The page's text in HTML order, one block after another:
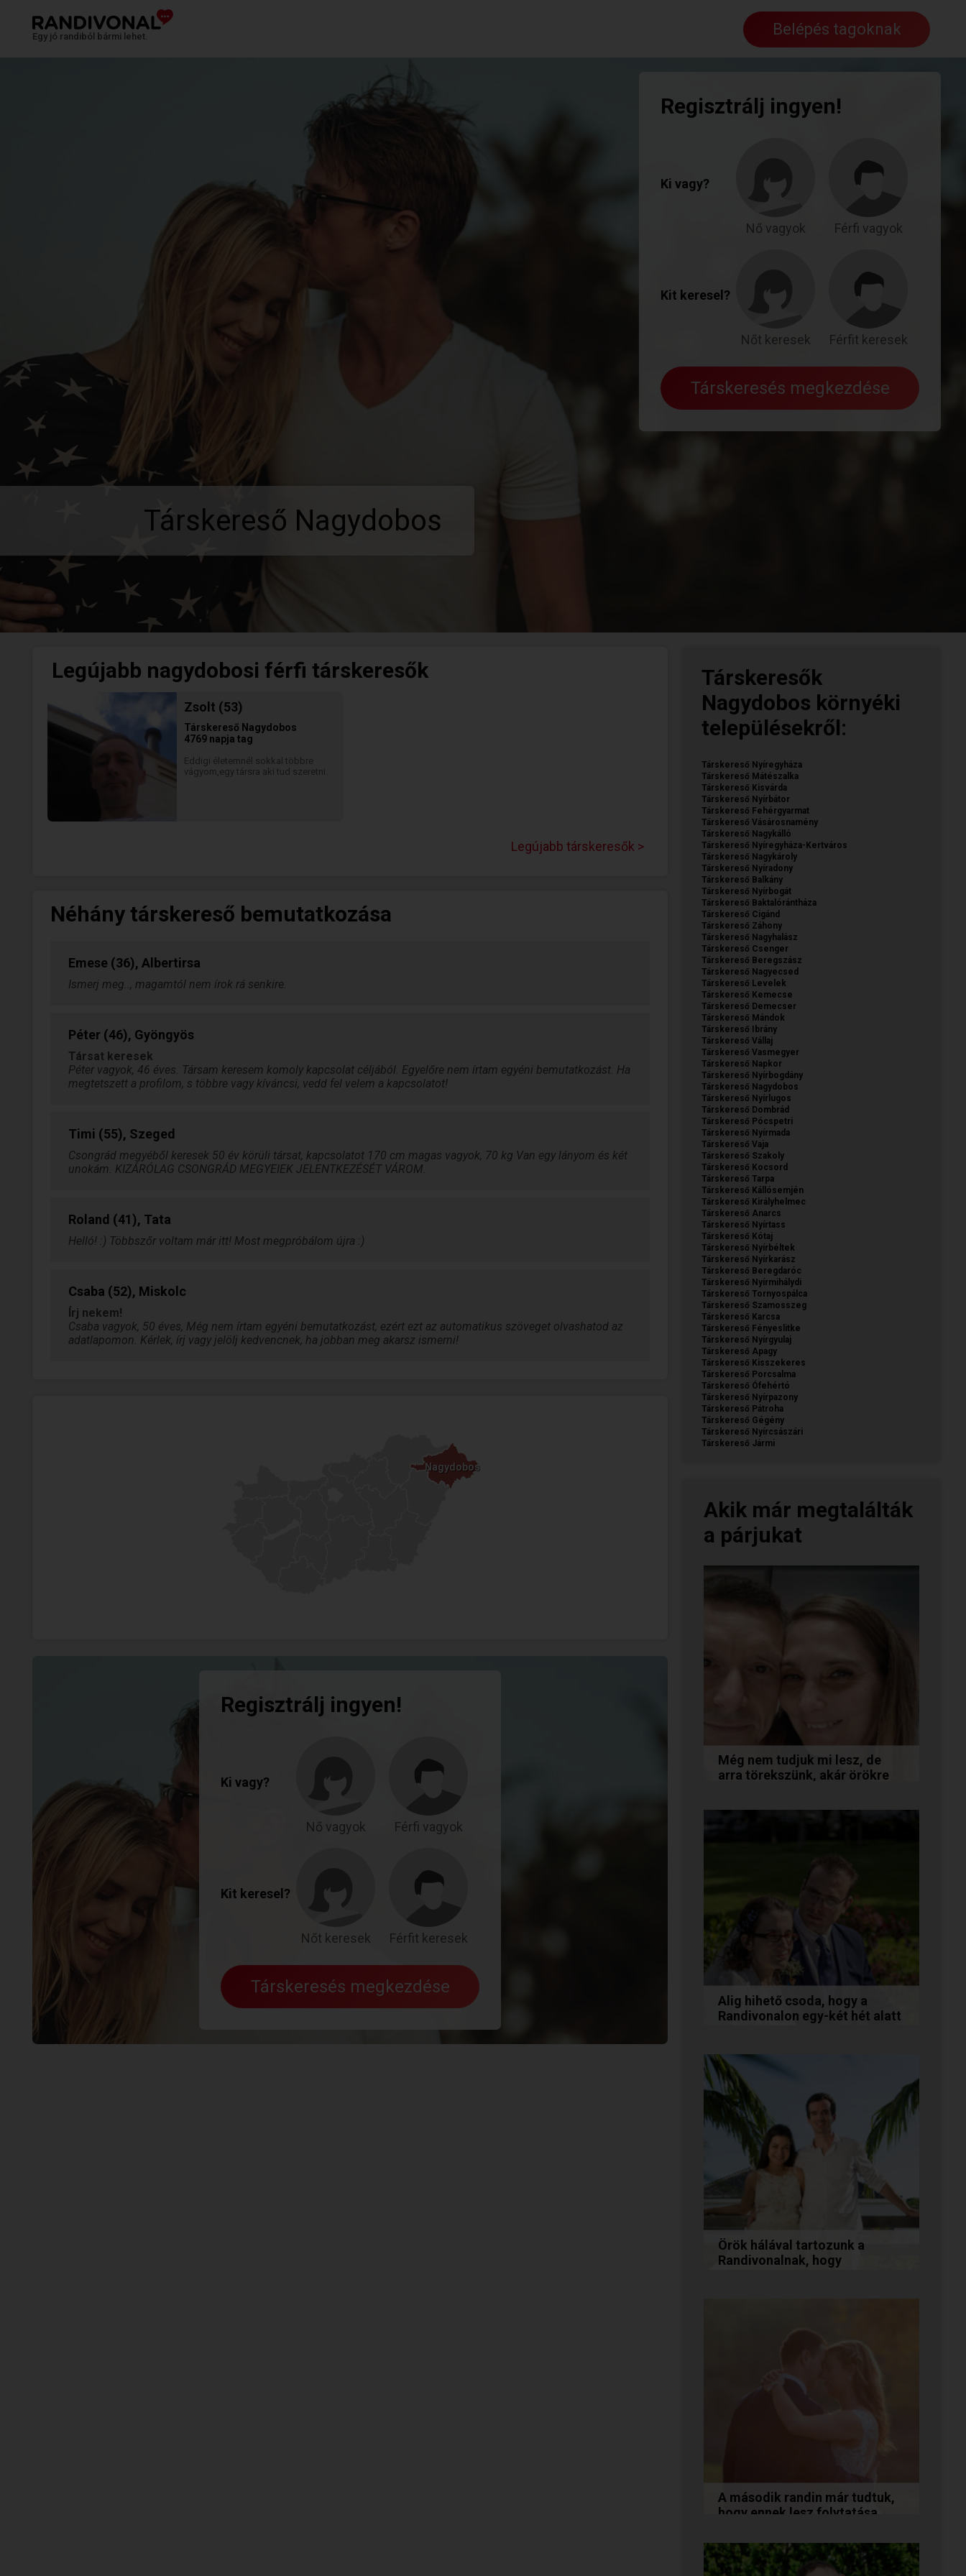
Egy jó randiból bármi lehet. Belépés tagoknak
Társkereső Nagydobos
Regisztrálj ingyen!
Ki vagy?
Nő vagyok Férfi vagyok
Kit keresel?
Nőt keresek Férfit keresek
Társkeresés megkezdése
Legújabb nagydobosi férfi társkeresők
Zsolt (53)
Társkereső Nagydobos
4769 napja tag
Eddigi életemnél sokkal többre
vágyom,egy társra aki tud szeretni.
Legújabb társkeresők >
Néhány társkereső bemutatkozása
Emese (36), Albertirsa
Ismerj meg.., magamtól nem írok rá senkire.
Péter (46), Gyöngyös
Társat keresek
Péter vagyok, 46 éves. Társam keresem komoly kapcsolat céljából. Egyelőre nem írtam egyéni bemutatkozást. Ha
megtetszett a profilom, s többre vagy kíváncsi, vedd fel velem a kapcsolatot!
Timi (55), Szeged
Csongrád megyéből keresek 50 év körüli társat, kapcsolatot 170 cm magas vagyok, 70 kg Van egy lányom és két
unokám. KIZÁRÓLAG CSONGRÁD MEGYEIEK JELENTKEZÉSÉT VÁROM.
Roland (41), Tata
Helló! :) Többszőr voltam már itt! Most megpróbálom újra :)
Csaba (52), Miskolc
Írj nekem!
Csaba vagyok, 50 éves, Még nem írtam egyéni bemutatkozást, ezért ezt az automatikus szöveget olvashatod az
adatlapomon. Kérlek, írj vagy jelölj kedvencnek, ha jobban meg akarsz ismerni!
Nagydobos
Nagydobos
Regisztrálj ingyen!
Ki vagy?
Nő vagyok Férfi vagyok
Kit keresel?
Nőt keresek Férfit keresek
Társkeresés megkezdése
Társkeresők
Nagydobos környéki
településekről:
Társkereső Nyíregyháza
Társkereső Mátészalka
Társkereső Kisvárda
Társkereső Nyírbátor
Társkereső Fehérgyarmat
Társkereső Vásárosnamény
Társkereső Nagykálló
Társkereső Nyíregyháza-Kertváros
Társkereső Nagykároly
Társkereső Nyíradony
Társkereső Balkány
Társkereső Nyírbogát
Társkereső Baktalórántháza
Társkereső Cigánd
Társkereső Záhony
Társkereső Nagyhalász
Társkereső Csenger
Társkereső Beregszász
Társkereső Nagyecsed
Társkereső Levelek
Társkereső Kemecse
Társkereső Demecser
Társkereső Mándok
Társkereső Ibrány
Társkereső Vállaj
Társkereső Vasmegyer
Társkereső Napkor
Társkereső Nyírbogdány
Társkereső Nagydobos
Társkereső Nyírlugos
Társkereső Dombrád
Társkereső Pócspetri
Társkereső Nyírmada
Társkereső Vaja
Társkereső Szakoly
Társkereső Kocsord
Társkereső Tarpa
Társkereső Kállósemjén
Társkereső Királyhelmec
Társkereső Anarcs
Társkereső Nyírtass
Társkereső Kótaj
Társkereső Nyírbéltek
Társkereső Nyírkarász
Társkereső Beregdaróc
Társkereső Nyírmihálydi
Társkereső Tornyospálca
Társkereső Szamosszeg
Társkereső Karcsa
Társkereső Fényeslitke
Társkereső Nyírgyulaj
Társkereső Apagy
Társkereső Kisszekeres
Társkereső Porcsalma
Társkereső Ófehértó
Társkereső Nyírpazony
Társkereső Pátroha
Társkereső Gégény
Társkereső Nyírcsászári
Társkereső Jármi
Akik már megtalálták
a párjukat
Még nem tudjuk mi lesz, de
arra törekszünk, akár örökre
A következő levelet Katalin és
Alig hihető csoda, hogy a
Randivonalon egy-két hét alatt
Teodóra és Zsolt nem a
könnyebb utat választották,
hanem a szerelmet, amely
minden akadály legyőzésével
egyre erősebbé...
Örök hálával tartozunk a
Randivonalnak, hogy
A második randin már tudtuk,
hogy ennek lesz folytatása...
Jocó küldte nekünk, akik a
Randivonal oldalán találták meg